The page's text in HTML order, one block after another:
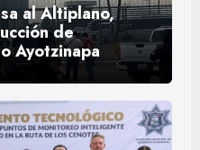
al Altiplano,
de
Ayotzinapa